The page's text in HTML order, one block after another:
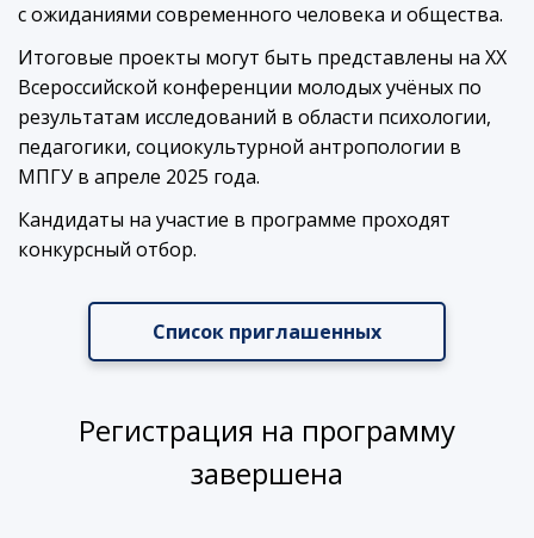
с ожиданиями современного человека и общества.
Итоговые проекты могут быть представлены на XX
Всероссийской конференции молодых учёных по
результатам исследований в области психологии,
педагогики, социокультурной антропологии в
МПГУ в апреле 2025 года.
Кандидаты на участие в программе проходят
конкурсный отбор.
Список приглашенных
Регистрация на программу
завершена